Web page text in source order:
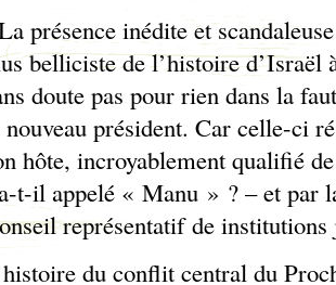
présence inédite et
belliciste de l’histoire d’Israël
doute pas pour rien dans la
président. Car celle-ci
hôte, incroyablement qualifié
t-il appelé « Manu » ? – et par
représentatif de
du conflit central du